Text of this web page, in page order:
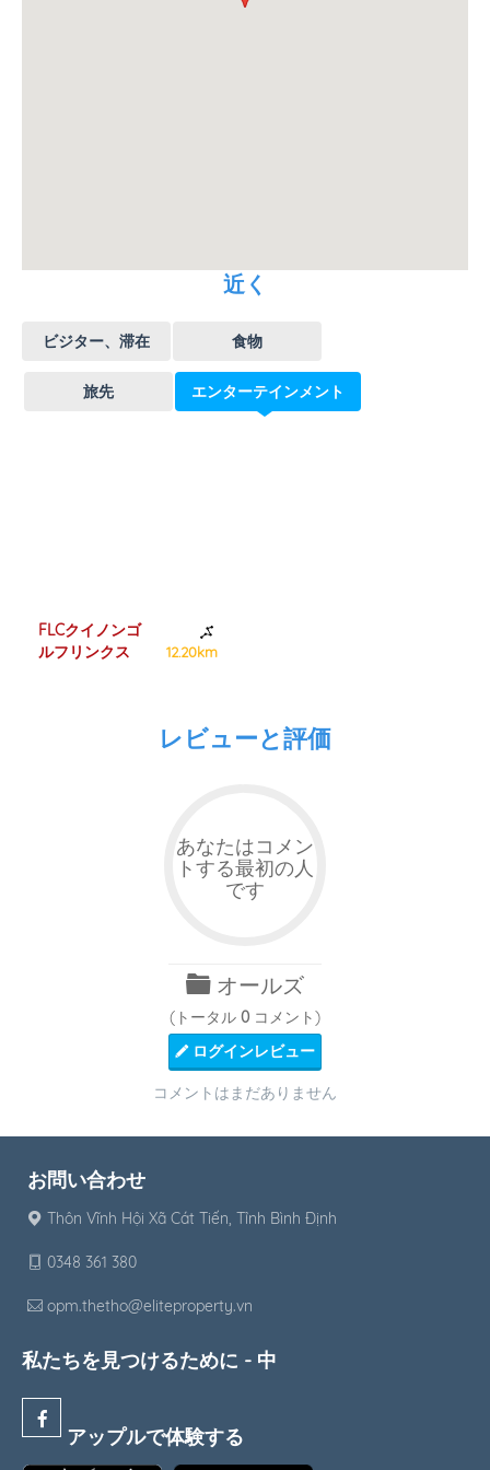
近く
ビジター、滞在 食物
旅先 エンターテインメント
FLCクイノンゴ
ルフリンクス
12.20km
レビューと評価
あなたはコメン
トする最初の人
です
オールズ
(トータル 0 コメント)
ログインレビュー
コメントはまだありません
お問い合わせ
Thôn Vĩnh Hội Xã Cát Tiến, Tỉnh Bình Định
0348 361 380
opm.thetho@eliteproperty.vn
私たちを見つけるために - 中
アップルで体験する